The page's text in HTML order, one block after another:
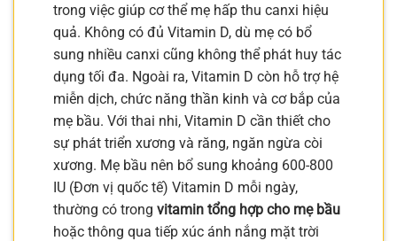
trong việc giúp cơ thể mẹ hấp thu canxi hiệu
quả. Không có đủ Vitamin D, dù mẹ có bổ
sung nhiều canxi cũng không thể phát huy tác
dụng tối đa. Ngoài ra, Vitamin D còn hỗ trợ hệ
miễn dịch, chức năng thần kinh và cơ bắp của
mẹ bầu. Với thai nhi, Vitamin D cần thiết cho
sự phát triển xương và răng, ngăn ngừa còi
xương. Mẹ bầu nên bổ sung khoảng 600-800
IU (Đơn vị quốc tế) Vitamin D mỗi ngày,
thường có trong vitamin tổng hợp cho mẹ bầu
hoặc thông qua tiếp xúc ánh nắng mặt trời